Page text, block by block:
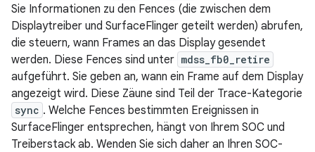
Sie Informationen zu den Fences (die zwischen dem
Displaytreiber und SurfaceFlinger geteilt werden) abrufen,
die steuern, wann Frames an das Display gesendet
werden. Diese Fences sind unter mdss_fb0_retire
aufgeführt. Sie geben an, wann ein Frame auf dem Display
angezeigt wird. Diese Zäune sind Teil der Trace-Kategorie
sync . Welche Fences bestimmten Ereignissen in
SurfaceFlinger entsprechen, hängt von Ihrem SOC und
Treiberstack ab. Wenden Sie sich daher an Ihren SOC-